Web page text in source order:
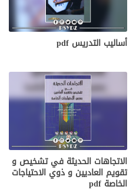
أساليب التدريس pdf
الاتجاهات الحديثة في تشخيص و
تقويم العاديين و ذوي الاحتياجات
الخاصة pdf